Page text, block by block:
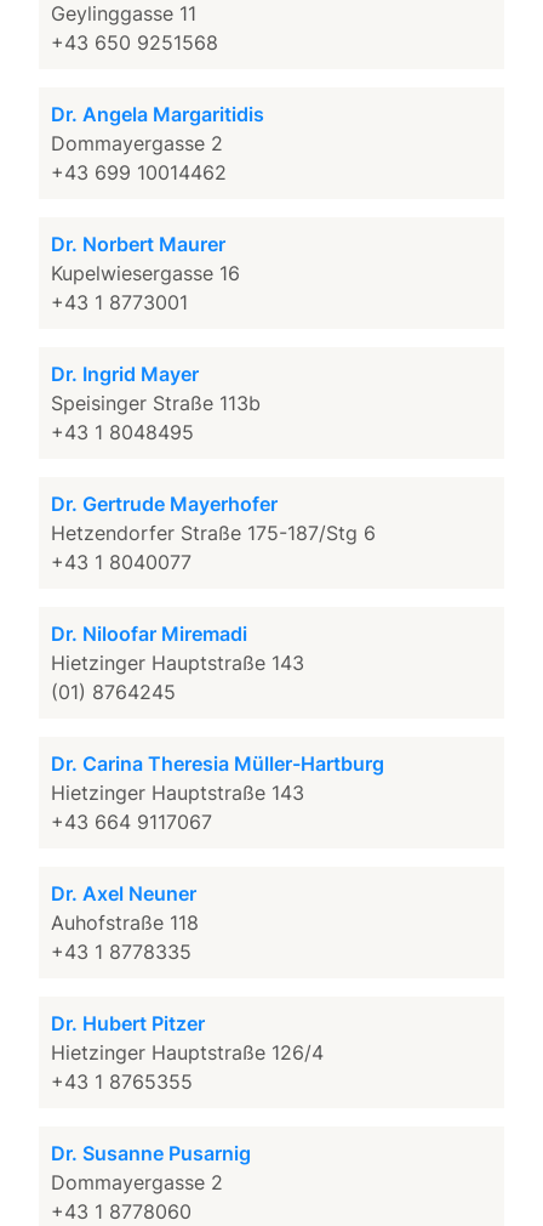
Geylinggasse 11
+43 650 9251568
Dr. Angela Margaritidis
Dommayergasse 2
+43 699 10014462
Dr. Norbert Maurer
Kupelwiesergasse 16
+43 1 8773001
Dr. Ingrid Mayer
Speisinger Straße 113b
+43 1 8048495
Dr. Gertrude Mayerhofer
Hetzendorfer Straße 175-187/Stg 6
+43 1 8040077
Dr. Niloofar Miremadi
Hietzinger Hauptstraße 143
(01) 8764245
Dr. Carina Theresia Müller-Hartburg
Hietzinger Hauptstraße 143
+43 664 9117067
Dr. Axel Neuner
Auhofstraße 118
+43 1 8778335
Dr. Hubert Pitzer
Hietzinger Hauptstraße 126/4
+43 1 8765355
Dr. Susanne Pusarnig
Dommayergasse 2
+43 1 8778060